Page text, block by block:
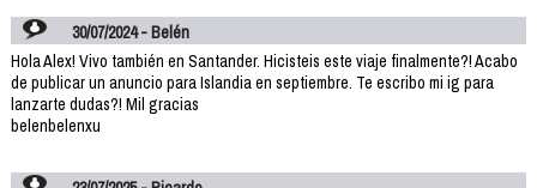
30/07/2024 - Belén
Hola Alex! Vivo también en Santander. Hicisteis este viaje finalmente?! Acabo
de publicar un anuncio para Islandia en septiembre. Te escribo mi ig para
lanzarte dudas?! Mil gracias
belenbelenxu